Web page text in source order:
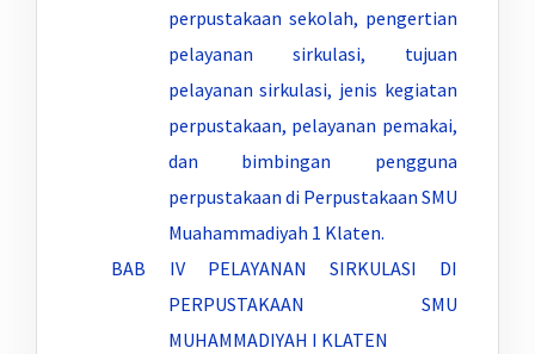
perpustakaan sekolah, pengertian
pelayanan sirkulasi, tujuan
pelayanan sirkulasi, jenis kegiatan
perpustakaan, pelayanan pemakai,
dan bimbingan pengguna
perpustakaan di Perpustakaan SMU
Muahammadiyah 1 Klaten.
BAB IV PELAYANAN SIRKULASI DI
PERPUSTAKAAN SMU
MUHAMMADIYAH I KLATEN